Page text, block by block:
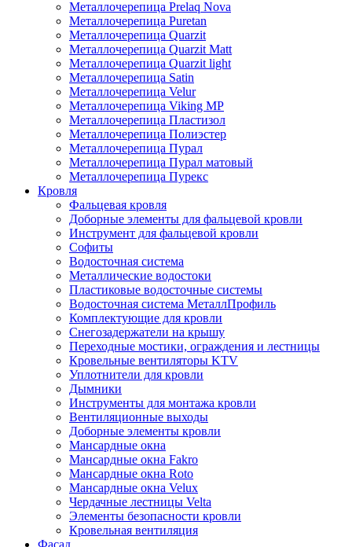
Металлочерепица Prelaq Nova
Металлочерепица Puretan
Металлочерепица Quarzit
Металлочерепица Quarzit Matt
Металлочерепица Quarzit light
Металлочерепица Satin
Металлочерепица Velur
Металлочерепица Viking MP
Металлочерепица Пластизол
Металлочерепица Полиэстер
Металлочерепица Пурал
Металлочерепица Пурал матовый
Металлочерепица Пурекс
Кровля
Фальцевая кровля
Доборные элементы для фальцевой кровли
Инструмент для фальцевой кровли
Софиты
Водосточная система
Металлические водостоки
Пластиковые водосточные системы
Водосточная система МеталлПрофиль
Комплектующие для кровли
Снегозадержатели на крышу
Переходные мостики, ограждения и лестницы
Кровельные вентиляторы KTV
Уплотнители для кровли
Дымники
Инструменты для монтажа кровли
Вентиляционные выходы
Доборные элементы кровли
Мансардные окна
Мансардные окна Fakro
Мансардные окна Roto
Мансардные окна Velux
Чердачные лестницы Velta
Элементы безопасности кровли
Кровельная вентиляция
Фасад